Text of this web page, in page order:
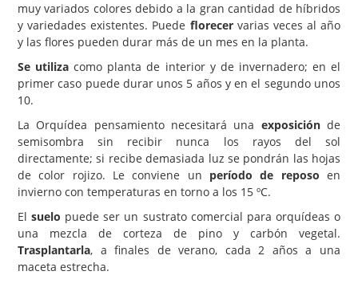
muy variados colores debido a la gran cantidad de híbridos
y variedades existentes. Puede florecervarias veces al año
y las flores pueden durar más de un mes en la planta.
Se utiliza como planta de interior y de invernadero; en el
primer caso puede durar unos 5 años y en el segundo unos
10.
La Orquídea pensamiento necesitará una exposiciónde
semisombra sin recibir nunca los rayos del sol
directamente; si recibe demasiada luz se pondrán las hojas
de color rojizo. Le conviene un período de reposo en
invierno con temperaturas en torno a los 15 ºC.
Elsuelo puede ser un sustrato comercial para orquídeas o
una mezcla de corteza de pino y carbón vegetal.
Trasplantarla, a finales de verano, cada 2 años a una
maceta estrecha.